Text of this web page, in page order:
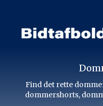
Find det rette
dommershorts,